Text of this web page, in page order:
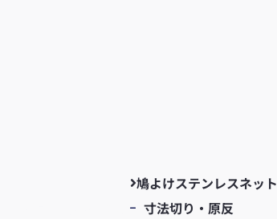
鳩よけステンレスネット
寸法切り・原反